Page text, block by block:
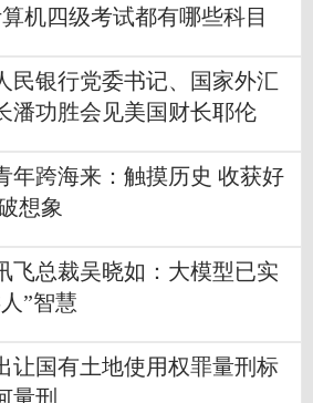
机四级考试都有哪些科目
民银行党委书记、国家外汇
潘功胜会见美国财长耶伦
年跨海来：触摸历史 收获好
想象
飞总裁吴晓如：大模型已实
”智慧
让国有土地使用权罪量刑标
量刑